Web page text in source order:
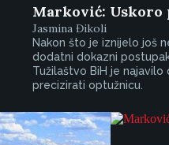
Marković:
Jasmina Đikoli
Nakon što je iznijelo još
dodatni dokazni
Tužilaštvo BiH je
precizirati optužnicu.